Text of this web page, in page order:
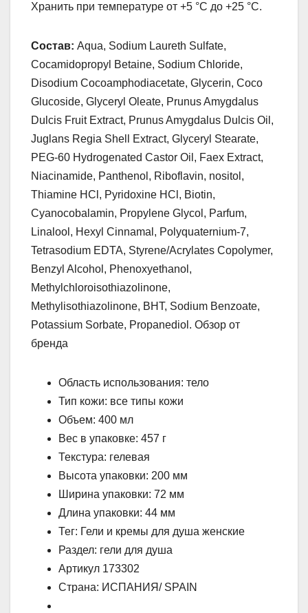
Хранить при температуре от +5 °С до +25 °С.
Состав: Aqua, Sodium Laureth Sulfate,
Cocamidopropyl Betaine, Sodium Chloride,
Disodium Cocoamphodiacetate, Glycerin, Coco
Glucoside, Glyceryl Oleate, Prunus Amygdalus
Dulcis Fruit Extract, Prunus Amygdalus Dulcis Oil,
Juglans Regia Shell Extract, Glyceryl Stearate,
PEG-60 Hydrogenated Castor Oil, Faex Extract,
Niacinamide, Panthenol, Riboflavin, nositol,
Thiamine HCl, Pyridoxine HCl, Biotin,
Cyanocobalamin, Propylene Glycol, Parfum,
Linalool, Hexyl Cinnamal, Polyquaternium-7,
Tetrasodium EDTA, Styrene/Acrylates Copolymer,
Benzyl Alcohol, Phenoxyethanol,
Methylchloroisothiazolinone,
Methylisothiazolinone, BHT, Sodium Benzoate,
Potassium Sorbate, Propanediol. Обзор от
бренда
Область использования: тело
Тип кожи: все типы кожи
Объем: 400 мл
Вес в упаковке: 457 г
Текстура: гелевая
Высота упаковки: 200 мм
Ширина упаковки: 72 мм
Длина упаковки: 44 мм
Тег: Гели и кремы для душа женские
Раздел: гели для душа
Артикул 173302
Страна: ИСПАНИЯ/ SPAIN